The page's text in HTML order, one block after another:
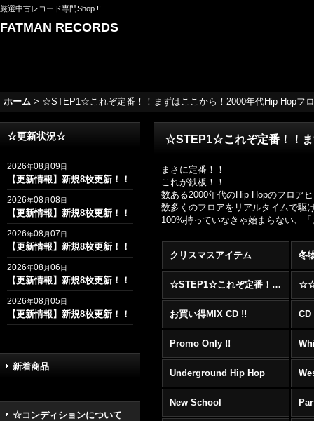
厳選中古レコード専門Shop !!
FATMAN RECORDS
ホーム > ☆STEP1☆これぞ定番！！まずはここから！2000年代Hip Hopフ
☆更新状況☆
2026年08月09日
【更新情報】新規8枚更新！！
2026年08月08日
【更新情報】新規8枚更新！！
2026年08月07日
【更新情報】新規8枚更新！！
2026年08月06日
【更新情報】新規8枚更新！！
2026年08月05日
【更新情報】新規8枚更新！！
新着商品
☆コンディションについて
☆STEP1☆これぞ定番！！ま
まさに定番！！
これが鉄板！！
数ある2000年代のHip Hopのフロア
数多くのフロアをリアルタイムで駆
100%持っていなきゃ始まらない、
クリスマスアイテム 冬
☆STEP1☆これぞ定番！！まずはここから！2000年代R&BフロアヒットBest 100 !!!
お買い得MIX CD !!
Promo Only !!
Underground Hip Hop
New School